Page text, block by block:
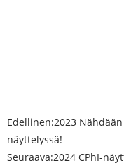
Edellinen:2023 Nähdään
näyttelyssä!
Seuraava:2024 CPhI-